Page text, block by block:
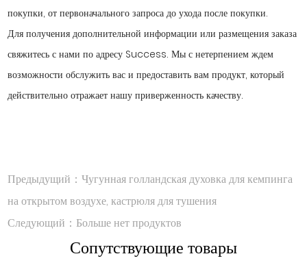
покупки, от первоначального запроса до ухода после покупки.
Для получения дополнительной информации или размещения заказа
свяжитесь с нами по адресу Success. Мы с нетерпением ждем
возможности обслужить вас и предоставить вам продукт, который
действительно отражает нашу приверженность качеству.
Предыдущий：Чугунная голландская духовка для кемпинга
на открытом воздухе, кастрюля для тушения
Следующий：Больше нет продуктов
Сопутствующие товары